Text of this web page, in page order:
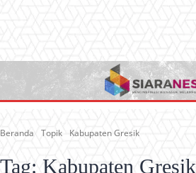
Beranda Topik Kabupaten Gresik
Tag: Kabupaten Gresik